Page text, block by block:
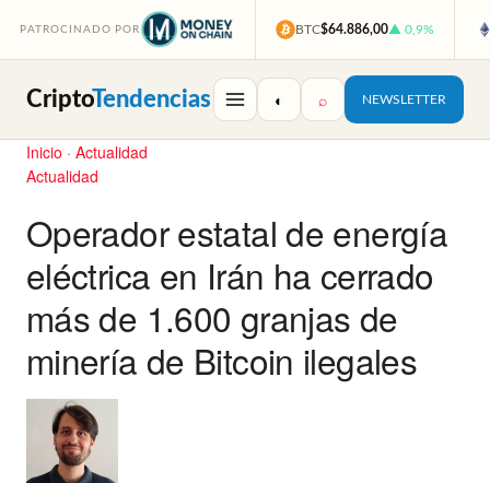
PATROCINADO POR BTC$64.886,00▲ 0,9%
CriptoTendencias ◐ ⌕ NEWSLETTER
Inicio · Actualidad
Actualidad
Operador estatal de energía
eléctrica en Irán ha cerrado
más de 1.600 granjas de
minería de Bitcoin ilegales